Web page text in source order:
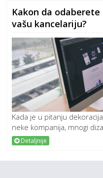
Kakon da
vašu kancelariju?
Kada je u pitanju
neke kompanija, mnogi
Detaljnije